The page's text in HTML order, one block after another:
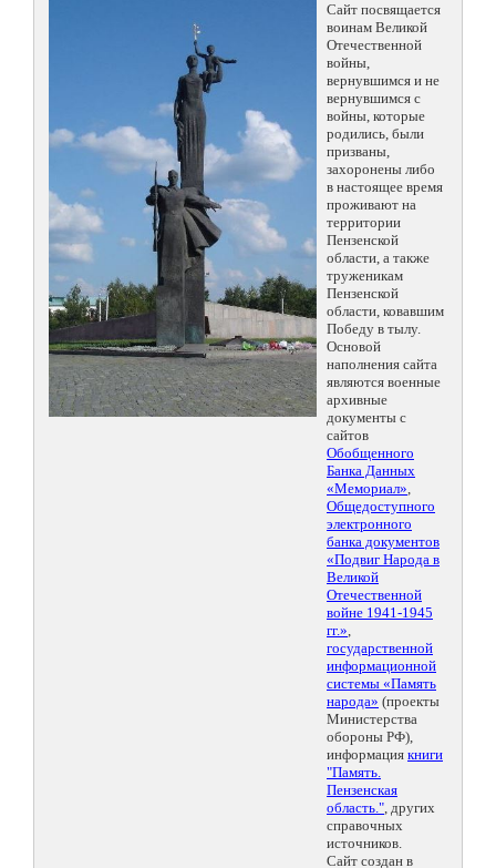
Сайт посвящается
воинам Великой
Отечественной
войны,
вернувшимся и не
вернувшимся с
войны, которые
родились, были
призваны,
захоронены либо
в настоящее время
проживают на
территории
Пензенской
области, а также
труженикам
Пензенской
области, ковавшим
Победу в тылу.
Основой
наполнения сайта
являются военные
архивные
документы с
сайтов
Обобщенного
Банка Данных
«Мемориал»,
Общедоступного
электронного
банка документов
«Подвиг Народа в
Великой
Отечественной
войне 1941-1945
гг.»,
государственной
информационной
системы «Память
народа» (проекты
Министерства
обороны РФ),
информация книги
"Память.
Пензенская
область.", других
справочных
источников.
Сайт создан в